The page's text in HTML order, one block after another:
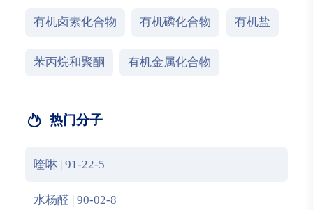
有机卤素化合物 有机磷化合物 有机盐
苯丙烷和聚酮 有机金属化合物
热门分子
喹啉 | 91-22-5
水杨醛 | 90-02-8